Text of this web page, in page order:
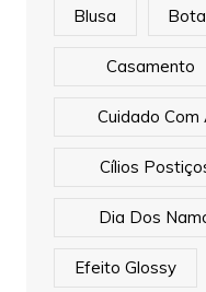
Blusa Bota
Casamento
Cuidado Com
Cílios
Dia Dos
Efeito Glossy